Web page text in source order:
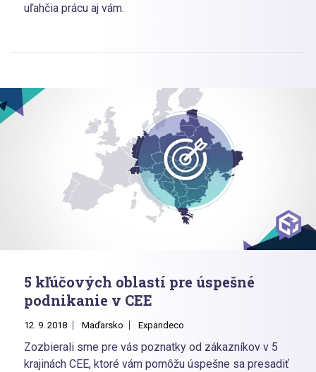
uľahčia prácu aj vám.
5 kľúčových oblastí pre úspešné
podnikanie v CEE
12. 9. 2018 Maďarsko Expandeco
Zozbierali sme pre vás poznatky od zákazníkov v 5
krajinách CEE, ktoré vám pomôžu úspešne sa presadiť